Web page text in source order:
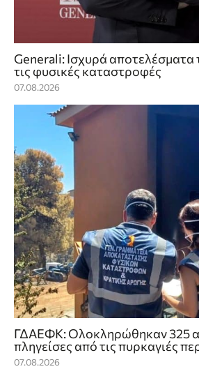
Generali: Ισχυρά
τις φυσικές καταστροφές
07.08.2026
ΓΔΑΕΦΚ: Ολοκληρώθηκαν 325
πληγείσες από τις πυρκαγιές
07.08.2026